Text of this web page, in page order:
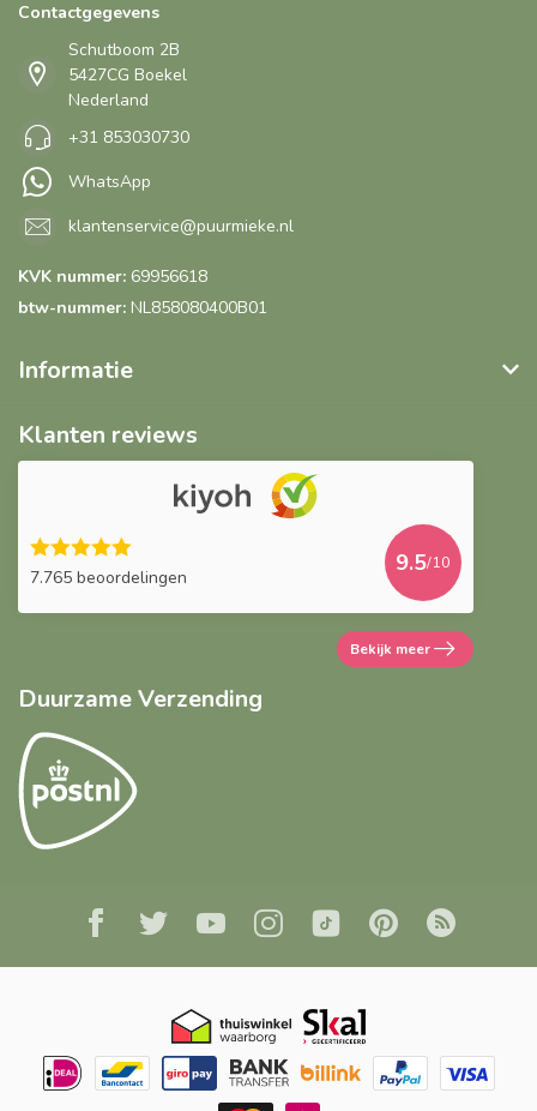
Contactgegevens
Schutboom 2B
5427CG Boekel
Nederland
+31 853030730
WhatsApp
klantenservice@puurmieke.nl
KVK nummer: 69956618
btw-nummer: NL858080400B01
Informatie
Klanten reviews
7.765 beoordelingen
9.5/10
Bekijk meer
Duurzame Verzending